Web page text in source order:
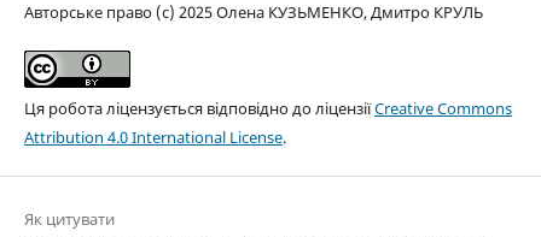
Авторське право (c) 2025 Олена КУЗЬМЕНКО, Дмитро КРУЛЬ
Ця робота ліцензується відповідно до ліцензіїCreative Commons
Attribution 4.0 International License.
Як цитувати